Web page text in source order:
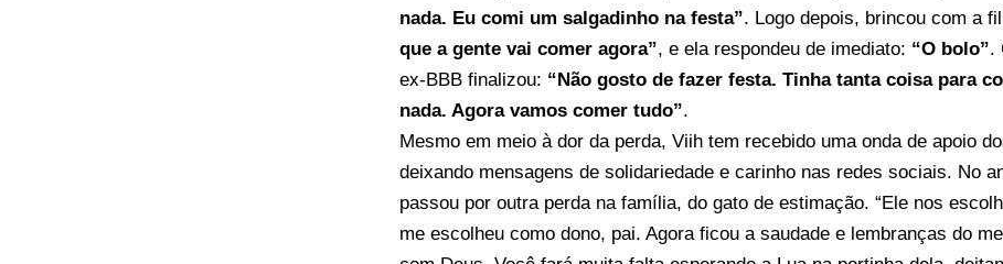
nada. Eu comi um salgadinho na festa”. Logo depois, brincou com a
que a gente vai comer agora”, e ela respondeu de imediato: “O bolo”.
ex-BBB finalizou: “Não gosto de fazer festa. Tinha tanta coisa para
nada. Agora vamos comer tudo”.
Mesmo em meio à dor da perda, Viih tem recebido uma onda de apoio
deixando mensagens de solidariedade e carinho nas redes sociais. No
passou por outra perda na família, do gato de estimação. “Ele nos
me escolheu como dono, pai. Agora ficou a saudade e lembranças do